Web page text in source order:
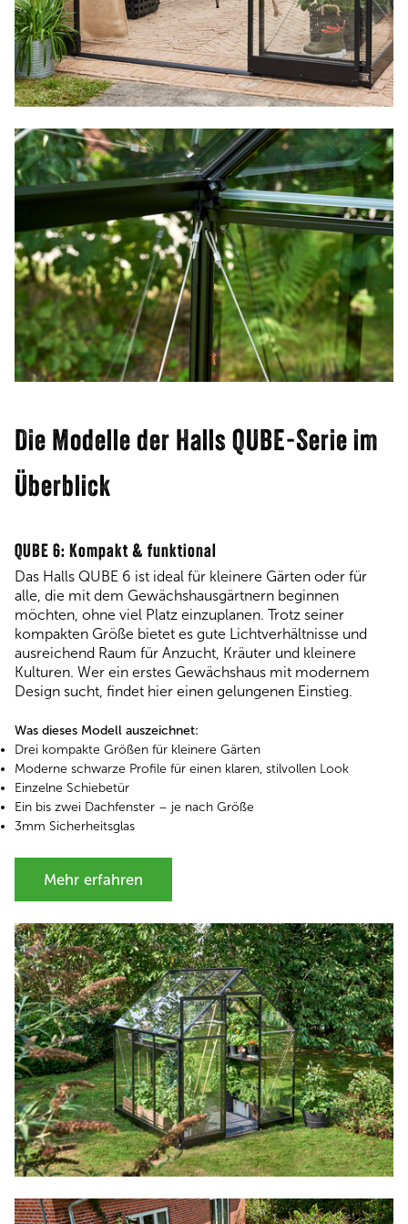
Die Modelle der Halls QUBE-Serie im
Überblick
QUBE 6: Kompakt & funktional
Das Halls QUBE 6 ist ideal für kleinere Gärten oder für
alle, die mit dem Gewächshausgärtnern beginnen
möchten, ohne viel Platz einzuplanen. Trotz seiner
kompakten Größe bietet es gute Lichtverhältnisse und
ausreichend Raum für Anzucht, Kräuter und kleinere
Kulturen. Wer ein erstes Gewächshaus mit modernem
Design sucht, findet hier einen gelungenen Einstieg.
Was dieses Modell auszeichnet:
Drei kompakte Größen für kleinere Gärten
Moderne schwarze Profile für einen klaren, stilvollen Look
Einzelne Schiebetür
Ein bis zwei Dachfenster – je nach Größe
3mm Sicherheitsglas
Mehr erfahren